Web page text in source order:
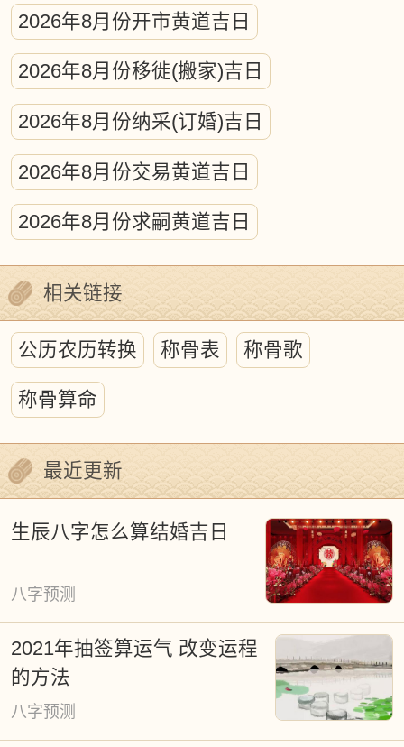
夜交替时刻测定、日月食预测等核心内
容。从本质上说，这项浩大的工程相当于
编制精密的天文年历，凝聚着先民持续千
年的天文观测智慧，堪称古代科学实践的
典范。
天体运行对人类文明的影响历来备受关
注，古今学者普遍认同宇宙运动对地球生
态系统的深刻塑造。日月星辰的周期性运
动暗合万物生长规律，蕴含着精微的自然
法则。古代历法正是通过构建时空坐标，
为探究天人关系提供了关键的研究框架。
传统历注中的吉凶判定虽掺杂着神秘主义
成分，但其深层蕴含着古代哲学智慧、天
文知识、地理认知与生态观念的交融。对
待这份文化遗产，我们既需摒弃盲目迷
信，也要避免简单否定。以现代科学视角
重新解读，将有助于挖掘其中蕴含的生态
文明智慧，为传承优秀传统文化提供新维
度。
黄道吉日文化作为中华时间哲学的重要组
成部分，渗透于军事决策、皇家祭祀、宗
2026年8月份开市黄道吉日
2026年8月份移徙(搬家)吉日
2026年8月份纳采(订婚)吉日
2026年8月份交易黄道吉日
2026年8月份求嗣黄道吉日
相关链接
公历农历转换 称骨表 称骨歌
称骨算命
最近更新
生辰八字怎么算结婚吉日
八字预测
2021年抽签算运气 改变运程
的方法
八字预测